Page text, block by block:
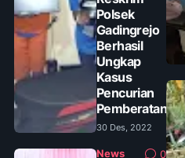
Polsek
Gadingrejo
Berhasil
Ungkap
Kasus
Pencurian
Pemberatan
30 Des, 2022
News 0